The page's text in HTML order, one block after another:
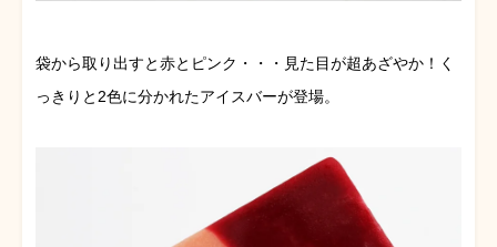
袋から取り出すと赤とピンク・・・見た目が超あざやか！く
っきりと2色に分かれたアイスバーが登場。